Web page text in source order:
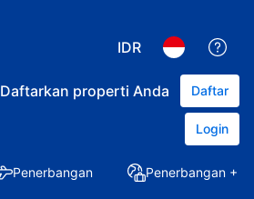
IDR
Daftarkan properti Anda Daftar
Login
Penerbangan Penerbangan +